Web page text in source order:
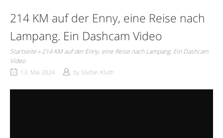
214 KM auf der Enny, eine Reise nach
Lampang. Ein Dashcam Video
Startseite »214 KM auf der Enny, eine Reise nach Lampang. Ein Dashcam
Video
13. Mai 2024
by Stefan Kluth